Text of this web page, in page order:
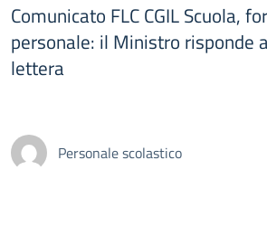
Comunicato FLC CGIL Scuola,
personale: il Ministro risponde
lettera
Personale scolastico